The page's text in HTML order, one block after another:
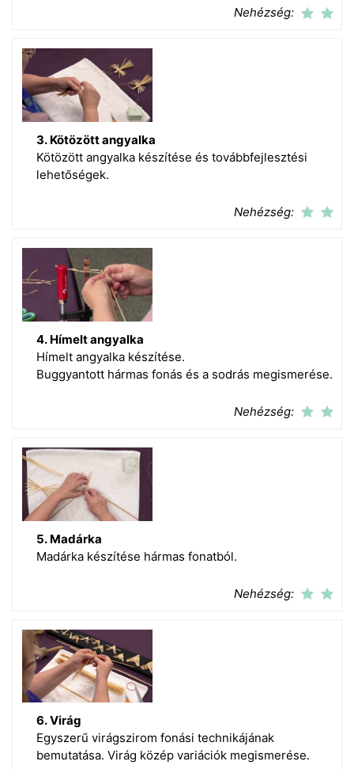
Nehézség:
3. Kötözött angyalka
Kötözött angyalka készítése és továbbfejlesztési
lehetőségek.
Nehézség:
4. Hímelt angyalka
Hímelt angyalka készítése.
Buggyantott hármas fonás és a sodrás megismerése.
Nehézség:
5. Madárka
Madárka készítése hármas fonatból.
Nehézség:
6. Virág
Egyszerű virágszirom fonási technikájának
bemutatása. Virág közép variációk megismerése.